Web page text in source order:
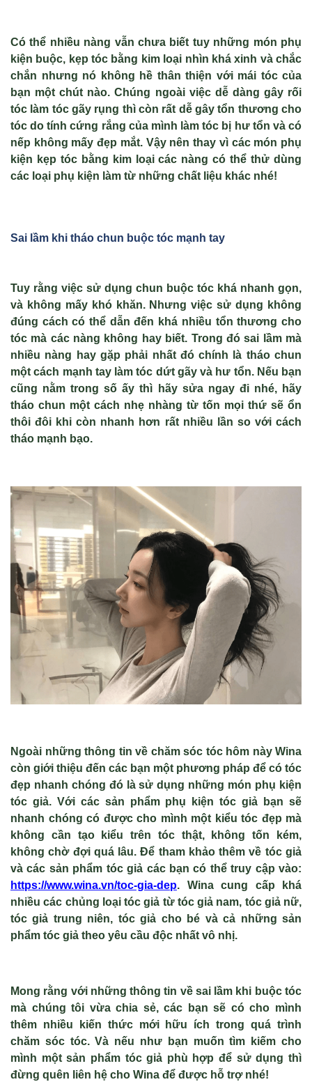
Có thể nhiều nàng vẫn chưa biết tuy những món phụ
kiện buộc, kẹp tóc bằng kim loại nhìn khá xinh và chắc
chắn nhưng nó không hề thân thiện với mái tóc của
bạn một chút nào. Chúng ngoài việc dễ dàng gây rối
tóc làm tóc gãy rụng thì còn rất dễ gây tổn thương cho
tóc do tính cứng rắng của mình làm tóc bị hư tổn và có
nếp không mấy đẹp mắt. Vậy nên thay vì các món phụ
kiện kẹp tóc bằng kim loại các nàng có thể thử dùng
các loại phụ kiện làm từ những chất liệu khác nhé!
Sai lầm khi tháo chun buộc tóc mạnh tay
Tuy rằng việc sử dụng chun buộc tóc khá nhanh gọn,
và không mấy khó khăn. Nhưng việc sử dụng không
đúng cách có thể dẫn đến khá nhiều tổn thương cho
tóc mà các nàng không hay biết. Trong đó sai lầm mà
nhiều nàng hay gặp phải nhất đó chính là tháo chun
một cách mạnh tay làm tóc dứt gãy và hư tổn. Nếu bạn
cũng nằm trong số ấy thì hãy sửa ngay đi nhé, hãy
tháo chun một cách nhẹ nhàng từ tốn mọi thứ sẽ ổn
thôi đôi khi còn nhanh hơn rất nhiều lần so với cách
tháo mạnh bạo.
Ngoài những thông tin về chăm sóc tóc hôm này Wina
còn giới thiệu đến các bạn một phương pháp để có tóc
đẹp nhanh chóng đó là sử dụng những món phụ kiện
tóc giả. Với các sản phẩm phụ kiện tóc giả bạn sẽ
nhanh chóng có được cho mình một kiểu tóc đẹp mà
không cần tạo kiểu trên tóc thật, không tốn kém,
không chờ đợi quá lâu. Để tham khảo thêm về tóc giả
và các sản phẩm tóc giả các bạn có thể truy cập vào:
https://www.wina.vn/toc-gia-dep. Wina cung cấp khá
nhiều các chủng loại tóc giả từ tóc giả nam, tóc giả nữ,
tóc giả trung niên, tóc giả cho bé và cả những sản
phẩm tóc giả theo yêu cầu độc nhất vô nhị.
Mong rằng với những thông tin về sai lầm khi buộc tóc
mà chúng tôi vừa chia sẻ, các bạn sẽ có cho mình
thêm nhiều kiến thức mới hữu ích trong quá trình
chăm sóc tóc. Và nếu như bạn muốn tìm kiếm cho
mình một sản phẩm tóc giả phù hợp để sử dụng thì
đừng quên liên hệ cho Wina để được hỗ trợ nhé!